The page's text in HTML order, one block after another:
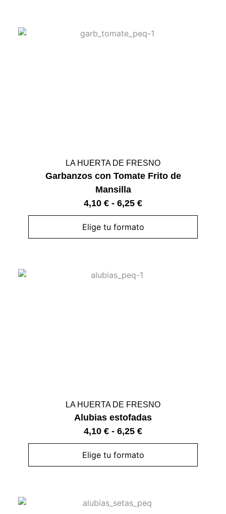
LA HUERTA DE FRESNO
Garbanzos con Tomate Frito de
Mansilla
4,10 € - 6,25 €
Elige tu formato
LA HUERTA DE FRESNO
Alubias estofadas
4,10 € - 6,25 €
Elige tu formato